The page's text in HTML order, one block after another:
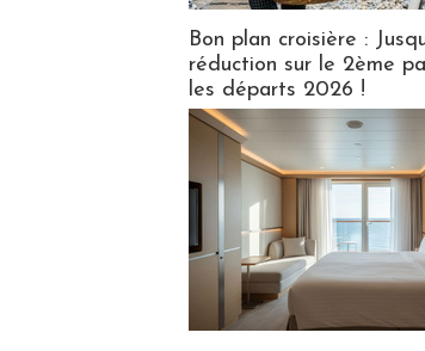
Bon plan croisière :
réduction sur le 2ème
les départs 2026 !